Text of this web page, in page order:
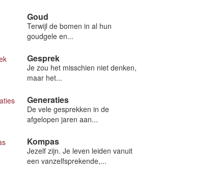
Goud
Terwijl de bomen in al hun
goudgele en...
Gesprek
Je zou het misschien niet denken,
maar het...
Generaties
De vele gesprekken in de
afgelopen jaren aan...
Kompas
Jezelf zijn. Je leven leiden vanuit
een vanzelfsprekende,...